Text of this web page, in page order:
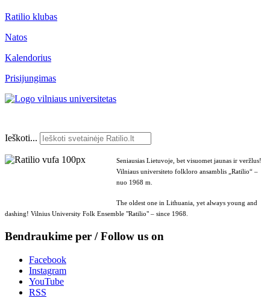
Ratilio klubas
Natos
Kalendorius
Prisijungimas
Ieškoti...
Seniausias Lietuvoje, bet visuomet jaunas ir veržlus!
Vilniaus universiteto folkloro ansamblis „Ratilio“ –
nuo 1968 m.
The oldest one in Lithuania, yet always young and
dashing! Vilnius University Folk Ensemble "Ratilio" – since 1968.
Bendraukime per / Follow us on
Facebook
Instagram
YouTube
RSS